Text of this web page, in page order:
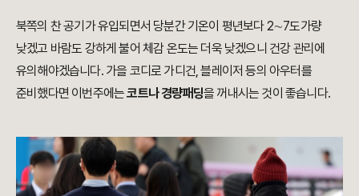
북쪽의 찬 공기가 유입되면서 당분간 기온이 평년보다 2∼7도가량
낮겠고 바람도 강하게 불어 체감 온도는 더욱 낮겠으니 건강 관리에
유의해야겠습니다. 가을 코디로 가디건, 블레이저 등의 아우터를
준비했다면 이번주에는코트나 경량패딩을 꺼내시는 것이 좋습니다.